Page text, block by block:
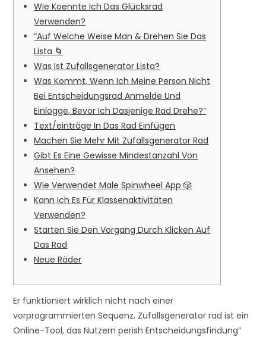
Wie Koennte Ich Das Glücksrad
Verwenden?
“Auf Welche Weise Man & Drehen Sie Das
Lista 🌀
Was Ist Zufallsgenerator Lista?
Was Kommt, Wenn Ich Meine Person Nicht
Bei Entscheidungsrad Anmelde Und
Einlogge, Bevor Ich Dasjenige Rad Drehe?”
Text/einträge In Das Rad Einfügen
Machen Sie Mehr Mit Zufallsgenerator Rad
Gibt Es Eine Gewisse Mindestanzahl Von
Ansehen?
Wie Verwendet Male Spinwheel App 🎲
Kann Ich Es Für Klassenaktivitäten
Verwenden?
Starten Sie Den Vorgang Durch Klicken Auf
Das Rad
Neue Räder
Er funktioniert wirklich nicht nach einer
vorprogrammierten Sequenz. Zufallsgenerator rad ist ein
Online-Tool, das Nutzern perish Entscheidungsfindung”